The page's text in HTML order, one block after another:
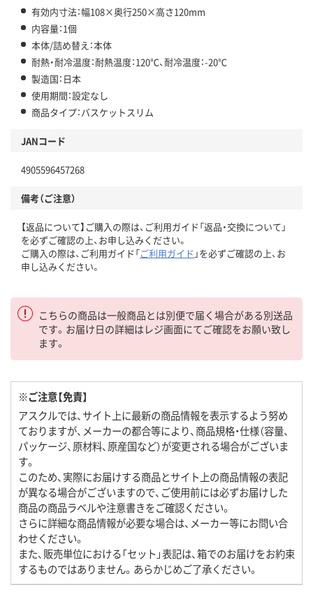
有効内寸法：幅108×奥行250×高さ120mm
内容量：1個
本体/詰め替え：本体
耐熱・耐冷温度：耐熱温度：120℃、耐冷温度：-20℃
製造国：日本
使用期間：設定なし
商品タイプ：バスケットスリム
JANコード
4905596457268
備考（ご注意）
【返品について】ご購入の際は、ご利用ガイド「返品・交換について」
を必ずご確認の上、お申し込みください。
ご購入の際は、ご利用ガイド「ご利用ガイド 」を必ずご確認の上、お
申し込みください。
こちらの商品は一般商品とは別便で届く場合がある別送品
です。お届け日の詳細はレジ画面にてご確認をお願い致し
ます。
※ご注意【免責】
アスクルでは、サイト上に最新の商品情報を表示するよう努め
ておりますが、メーカーの都合等により、商品規格・仕様（容量、
パッケージ、原材料、原産国など）が変更される場合がございま
す。
このため、実際にお届けする商品とサイト上の商品情報の表記
が異なる場合がございますので、ご使用前には必ずお届けした
商品の商品ラベルや注意書きをご確認ください。
さらに詳細な商品情報が必要な場合は、メーカー等にお問い合
わせください。
また、販売単位における「セット」表記は、箱でのお届けをお約束
するものではありません。あらかじめご了承ください。